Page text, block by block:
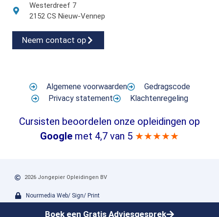
Boek een Gratis Adviesgesprek
Westerdreef 7
2152 CS Nieuw-Vennep
Neem contact op
Algemene voorwaarden
Gedragscode
Privacy statement
Klachtenregeling
Cursisten beoordelen onze opleidingen op
Google met 4,7 van 5 ★★★★★
2026 Jongepier Opleidingen BV
Nourmedia Web/ Sign/ Print